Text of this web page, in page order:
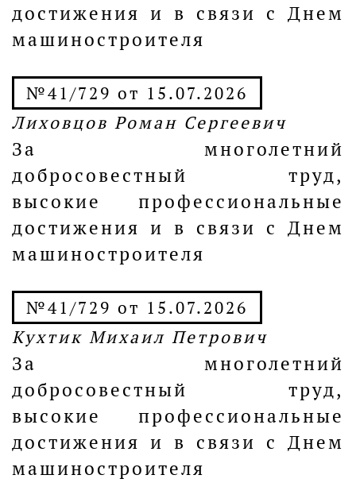
достижения и в связи с Днем
машиностроителя
№41/729 от 15.07.2026
Лиховцов Роман Сергеевич
За многолетний
добросовестный труд,
высокие профессиональные
достижения и в связи с Днем
машиностроителя
№41/729 от 15.07.2026
Кухтик Михаил Петрович
За многолетний
добросовестный труд,
высокие профессиональные
достижения и в связи с Днем
машиностроителя